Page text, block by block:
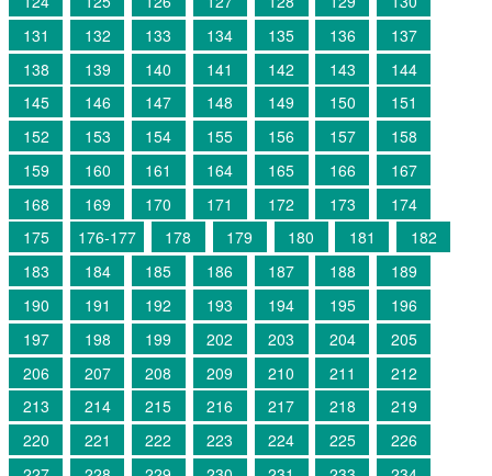
131
132 133 134 135 136
137
138
139 140 141 142 143
144
145
146 147 148 149 150
151
152
153 154 155 156 157
158
159
160 161 164 165 166
167
168
169 170 171 172 173
174
175
176-177 178 179 180 181
182
183
184 185 186 187 188
189
190
191 192 193 194 195
196
197
198 199 202 203 204
205
206
207 208 209 210 211
212
213
214 215 216 217 218
219
220
221 222 223 224 225
226